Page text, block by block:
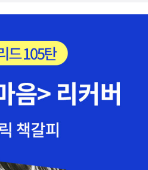
미루가 임신을 하게 되면서 엄마로
생명을 가진 태아에 대해서 생각해
에 방영되었던 심은하 주연의 <
. 낙태를 소재로 한 메디컬 스릴러
에서 참 파격적이었던 것으로 기
비현실적인 형태로 존재하면서 공
작품이기도 하다. 2002년. 급작
를 휩쓸어 한순간에 지구상의 모
망했으며, 강력범 수감자의 92%
었고 가톨릭 신부, 이슬람 이맘, 정
시스템은 엉망진창이 됐다. -알라